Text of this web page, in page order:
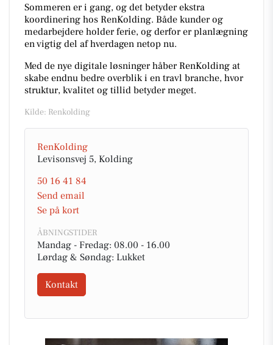
Sommeren er i gang, og det betyder ekstra
koordinering hos RenKolding. Både kunder og
medarbejdere holder ferie, og derfor er planlægning
en vigtig del af hverdagen netop nu.
Med de nye digitale løsninger håber RenKolding at
skabe endnu bedre overblik i en travl branche, hvor
struktur, kvalitet og tillid betyder meget.
Kilde: Renkolding
RenKolding
Levisonsvej 5, Kolding
50 16 41 84
Send email
Se på kort
ÅBNINGSTIDER
Mandag - Fredag: 08.00 - 16.00
Lørdag & Søndag: Lukket
Kontakt